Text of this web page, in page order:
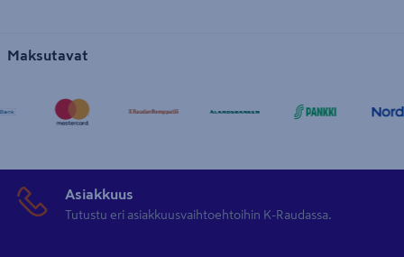
Maksutavat
Asiakkuus
Tutustu eri asiakkuusvaihtoehtoihin K-Raudassa.